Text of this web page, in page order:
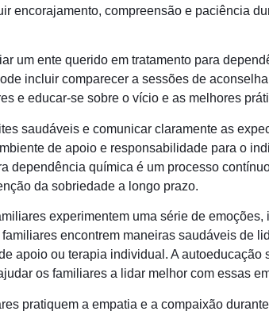
encorajamento, compreensão e paciência
um ente querido em tratamento para
incluir comparecer a sessões de
e educar-se sobre o vício e as melhores
saudáveis ​​e comunicar claramente as
de apoio e responsabilidade para o
dependência química é um processo
da sobriedade a longo prazo.
experimentem uma série de
encontrem maneiras saudáveis ​​de
apoio ou terapia individual. A autoeducação
os familiares a lidar melhor com essas
pratiquem a empatia e a compaixão